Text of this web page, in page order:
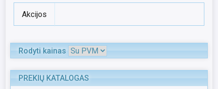
Akcijos
Rodyti kainas
PREKIŲ KATALOGAS